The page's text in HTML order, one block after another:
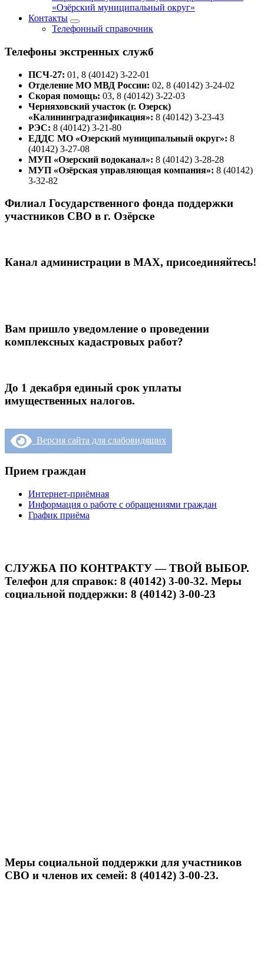
«Озёрский муниципальный округ»
Контакты
Телефонный справочник
Телефоны экстренных служб
ПСЧ-27: 01, 8 (40142) 3-22-01
Отделение МО МВД России: 02, 8 (40142) 3-24-02
Скорая помощь: 03, 8 (40142) 3-22-03
Черняховский участок (г. Озерск)
«Калининградгазификация»: 8 (40142) 3-23-43
РЭС: 8 (40142) 3-21-80
ЕДДС МО «Озерский муниципальный округ»: 8
(40142) 3-27-08
МУП «Озерский водоканал»: 8 (40142) 3-28-28
МУП «Озёрская управляющая компания»: 8 (40142)
3-32-82
Филиал Государственного фонда поддержки
участников СВО в г. Озёрске
Канал администрации в МАХ, присоединяйтесь!
Вам пришло уведомление о проведении
комплексных кадастровых работ?
До 1 декабря единый срок уплаты
имущественных налогов.
Версия сайта для слабовидящих
Прием граждан
Интернет-приёмная
Информация о работе с обращениями граждан
График приёма
СЛУЖБА ПО КОНТРАКТУ — ТВОЙ ВЫБОР.
Телефон для справок: 8 (40142) 3-00-32. Меры
социальной поддержки: 8 (40142) 3-00-23
Меры социальной поддержки для участников
СВО и членов их семей: 8 (40142) 3-00-23.